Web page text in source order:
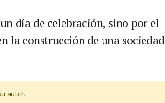
día de celebración, sino por el
la construcción de una sociedad
autor.